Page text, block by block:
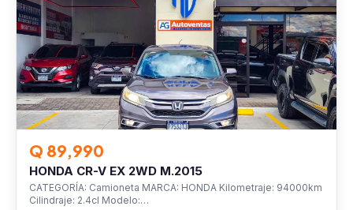
Q 89,990
HONDA CR-V EX 2WD M.2015
CATEGORÍA: Camioneta MARCA: HONDA Kilometraje: 94000km
Cilindraje: 2.4cl Modelo:…